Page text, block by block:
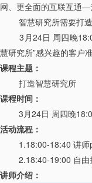
网、更全面的互联互通—
智慧研究所需要打造
3月24日 周四晚18:00
慧研究所”感兴趣的客户
课程主题：
打造智慧研究所
课程时间：
3月24日 周四晚
活动流程：
1.18:00-18:40 讲师
2.18:40-19:00 自由
讲师介绍：